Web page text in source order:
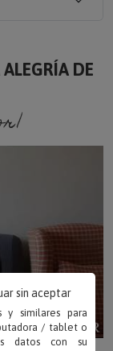
DE
y similares para
/ tablet o
datos con su
sin aceptar